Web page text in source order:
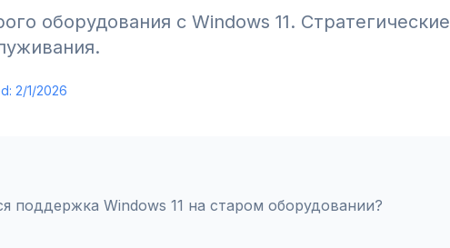
оборудования с Windows 11. Стратегические
2/1/2026
поддержка Windows 11 на старом оборудовании?